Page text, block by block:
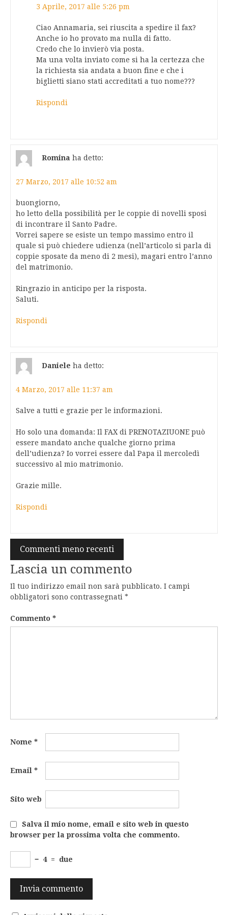
3 Aprile, 2017 alle 5:26 pm
Ciao Annamaria, sei riuscita a spedire il fax?
Anche io ho provato ma nulla di fatto.
Credo che lo invierò via posta.
Ma una volta inviato come si ha la certezza che
la richiesta sia andata a buon fine e che i
biglietti siano stati accreditati a tuo nome???
Rispondi
Romina ha detto:
27 Marzo, 2017 alle 10:52 am
buongiorno,
ho letto della possibilità per le coppie di novelli sposi
di incontrare il Santo Padre.
Vorrei sapere se esiste un tempo massimo entro il
quale si può chiedere udienza (nell’articolo si parla di
coppie sposate da meno di 2 mesi), magari entro l’anno
del matrimonio.
Ringrazio in anticipo per la risposta.
Saluti.
Rispondi
Daniele ha detto:
4 Marzo, 2017 alle 11:37 am
Salve a tutti e grazie per le informazioni.
Ho solo una domanda: Il FAX di PRENOTAZIUONE può
essere mandato anche qualche giorno prima
dell’udienza? Io vorrei essere dal Papa il mercoledì
successivo al mio matrimonio.
Grazie mille.
Rispondi
Navigazione
commenti
Commenti meno recenti
Lascia un commento
Il tuo indirizzo email non sarà pubblicato. I campi
obbligatori sono contrassegnati *
Commento *
Nome *
Email *
Sito web
Salva il mio nome, email e sito web in questo
browser per la prossima volta che commento.
− 4 = due